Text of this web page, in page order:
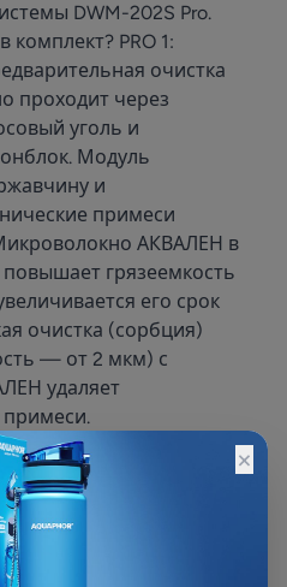
DWM-202S Pro.
комплект? PRO 1:
очистка
проходит через
уголь и
Модуль
и
примеси
АКВАЛЕН в
грязеемкость
его срок
очистка (сорбция)
— от 2 мкм) с
удаляет
примеси.
уголь в его
эффективную очистку
а
удаление тяжелых
очистка и
×